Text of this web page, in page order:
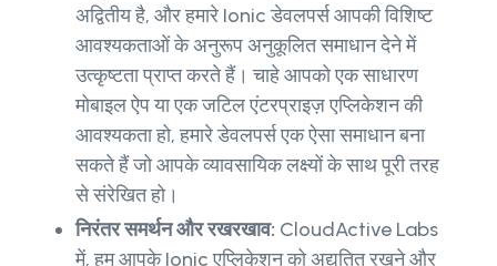
अद्वितीय है, और हमारे Ionic डेवलपर्स आपकी विशिष्ट
आवश्यकताओं के अनुरूप अनुकूलित समाधान देने में
उत्कृष्टता प्राप्त करते हैं। चाहे आपको एक साधारण
मोबाइल ऐप या एक जटिल एंटरप्राइज़ एप्लिकेशन की
आवश्यकता हो, हमारे डेवलपर्स एक ऐसा समाधान बना
सकते हैं जो आपके व्यावसायिक लक्ष्यों के साथ पूरी तरह
से संरेखित हो।
निरंतर समर्थन और रखरखाव: CloudActive Labs
में, हम आपके Ionic एप्लिकेशन को अद्यतित रखने और